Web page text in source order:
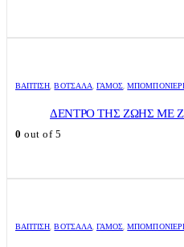
ΒΑΠΤΙΣΗ,ΒΌΤΣΑΛΑ, ΓΑΜΟΣ,
ΔΕΝΤΡΟ ΤΗΣ ΖΩΗΣ ΜΕ
0 out of 5
ΒΑΠΤΙΣΗ,ΒΌΤΣΑΛΑ, ΓΑΜΟΣ,